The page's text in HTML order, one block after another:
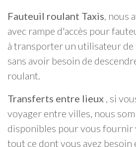
Fauteuil roulant Taxis, nous
avec rampe d'accès pour
à transporter un utilisateur
sans avoir besoin de
roulant.
Transferts entre lieux , si
voyager entre villes, nous
disponibles pour vous
tout ce dont vous avez besoin